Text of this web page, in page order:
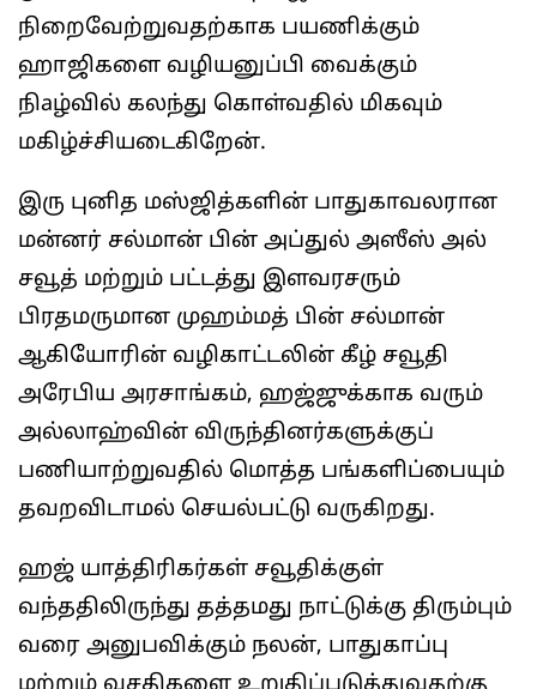
நிறைவேற்றுவதற்காக பயணிக்கும்
ஹாஜிகளை வழியனுப்பி வைக்கும்
நிaழ்வில் கலந்து கொள்வதில் மிகவும்
மகிழ்ச்சியடைகிறேன்.
இரு புனித மஸ்ஜித்களின் பாதுகாவலரான
மன்னர் சல்மான் பின் அப்துல் அஸீஸ் அல்
சவூத் மற்றும் பட்டத்து இளவரசரும்
பிரதமருமான முஹம்மத் பின் சல்மான்
ஆகியோரின் வழிகாட்டலின் கீழ் சவூதி
அரேபிய அரசாங்கம், ஹஜ்ஜுக்காக வரும்
அல்லாஹ்வின் விருந்தினர்களுக்குப்
பணியாற்றுவதில் மொத்த பங்களிப்பையும்
தவறவிடாமல் செயல்பட்டு வருகிறது.
ஹஜ் யாத்திரிகர்கள் சவூதிக்குள்
வந்ததிலிருந்து தத்தமது நாட்டுக்கு திரும்பும்
வரை அனுபவிக்கும் நலன், பாதுகாப்பு